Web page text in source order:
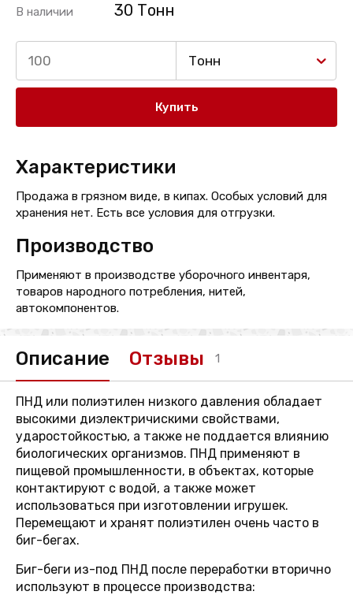
В наличии 30 Тонн
Тонн
Купить
Характеристики
Продажа в грязном виде, в кипах. Особых условий для
хранения нет. Есть все условия для отгрузки.
Производство
Применяют в производстве уборочного инвентаря,
товаров народного потребления, нитей,
автокомпонентов.
Описание Отзывы 1
ПНД или полиэтилен низкого давления обладает
высокими диэлектричискими свойствами,
ударостойкостью, а также не поддается влиянию
биологических организмов. ПНД применяют в
пищевой промышленности, в объектах, которые
контактируют с водой, а также может
использоваться при изготовлении игрушек.
Перемещают и хранят полиэтилен очень часто в
биг-бегах.
Биг-беги из-под ПНД после переработки вторично
используют в процессе производства: